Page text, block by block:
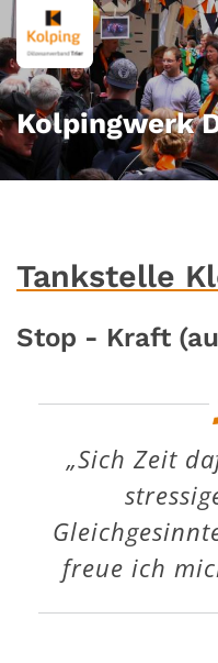
Zum Inhalt springen
Kolpingwerk
Tankstelle
Stop - Kraft
„Sich Zeit
freue ich